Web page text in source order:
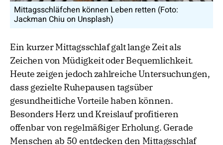
Mittagsschläfchen können Leben retten (Foto:
Jackman Chiu on Unsplash)
Ein kurzer Mittagsschlaf galt lange Zeit als
Zeichen von Müdigkeit oder Bequemlichkeit.
Heute zeigen jedoch zahlreiche Untersuchungen,
dass gezielte Ruhepausen tagsüber
gesundheitliche Vorteile haben können.
Besonders Herz und Kreislauf profitieren
offenbar von regelmäßiger Erholung. Gerade
Menschen ab 50 entdecken den Mittagsschlaf